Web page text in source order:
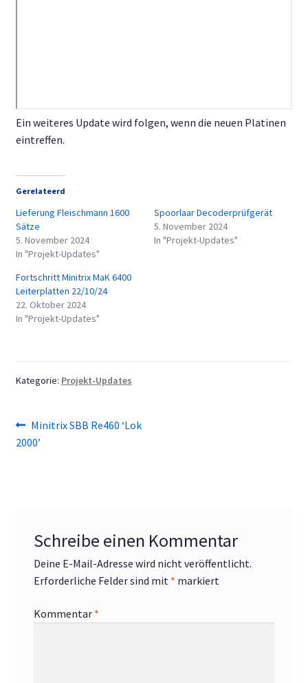
Ein weiteres Update wird folgen, wenn die neuen Platinen
eintreffen.
Gerelateerd
Lieferung Fleischmann 1600
Sätze
5. November 2024
In "Projekt-Updates"
Spoorlaar Decoderprüfgerät
5. November 2024
In "Projekt-Updates"
Fortschritt Minitrix MaK 6400
Leiterplatten 22/10/24
22. Oktober 2024
In "Projekt-Updates"
Kategorie: Projekt-Updates
Beitragsnavigation
Vorheriger
Beitrag:
Minitrix SBB Re460 ‘Lok
2000’
Schreibe einen Kommentar
Deine E-Mail-Adresse wird nicht veröffentlicht.
Erforderliche Felder sind mit * markiert
Kommentar *